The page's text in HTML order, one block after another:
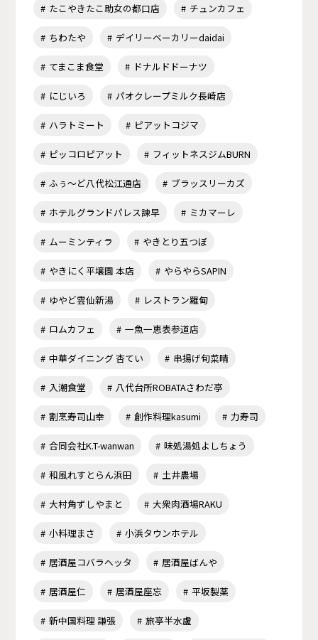
たこやきたこ助女の都口店 チュンカフェ
ちわたや デイリーベーカリーdaidai
てまこま食堂 ドナルドドーナツ
にじいろ パオクレープミルク長崎店
ハラトミート ピアットコジマ
ピッコロピアット フィットネスジムBURN
ふぅ～ど八代松江通店 ブラッスリーカズ
ホテルグランドパレス諫早 ミカマーレ
ムーミンティラ やきとり五つぼ
やきにく平壌園 本店 やらやらSAPIN
ゆやど雲仙新湯 レストラン羅甸
ロムカフェ 一魚一恵表参道店
中華ダイニング 杏てい 串揚げ旬菜晴
入潮食堂 八代台所ROBATAさわだ亭
割烹寿司山幸 創作料理kasumi 力寿司
合同会社K.T-wanwan 味処湯処よしちょう
和風れすとらん浜田 土井農場
大村角ずしやまと 大衆肉酒場RAKU
小料理まさ 小浜タウンホテル
居酒屋コバラヘッタ 居酒屋ばんや
居酒屋仁 居酒屋座忘 平坂製薬
新中国料理 謙張 旅亭半水盧